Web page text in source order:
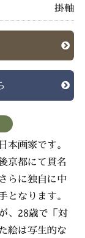
掛軸
本画家です。
京都にて貫名
らに独自に中
なります。
、28歳で「対
絵は写生的な